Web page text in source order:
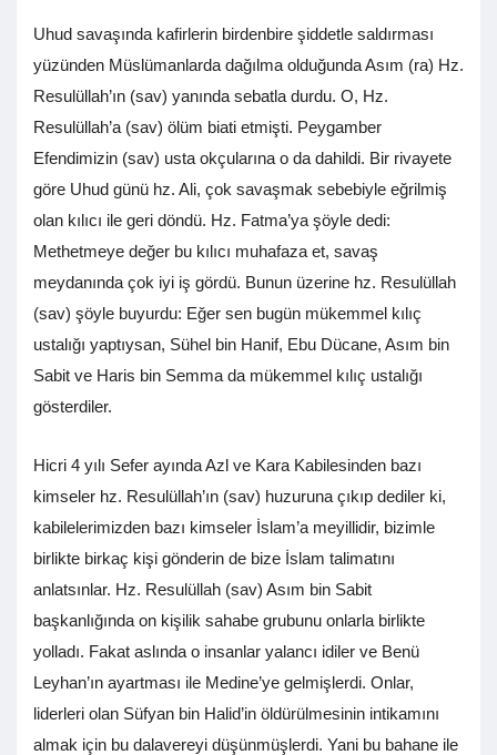
Uhud savaşında kafirlerin birdenbire şiddetle saldırması
yüzünden Müslümanlarda dağılma olduğunda Asım (ra) Hz.
Resulüllah’ın (sav) yanında sebatla durdu. O, Hz.
Resulüllah’a (sav) ölüm biati etmişti. Peygamber
Efendimizin (sav) usta okçularına o da dahildi. Bir rivayete
göre Uhud günü hz. Ali, çok savaşmak sebebiyle eğrilmiş
olan kılıcı ile geri döndü. Hz. Fatma’ya şöyle dedi:
Methetmeye değer bu kılıcı muhafaza et, savaş
meydanında çok iyi iş gördü. Bunun üzerine hz. Resulüllah
(sav) şöyle buyurdu: Eğer sen bugün mükemmel kılıç
ustalığı yaptıysan, Sühel bin Hanif, Ebu Dücane, Asım bin
Sabit ve Haris bin Semma da mükemmel kılıç ustalığı
gösterdiler.
Hicri 4 yılı Sefer ayında Azl ve Kara Kabilesinden bazı
kimseler hz. Resulüllah’ın (sav) huzuruna çıkıp dediler ki,
kabilelerimizden bazı kimseler İslam’a meyillidir, bizimle
birlikte birkaç kişi gönderin de bize İslam talimatını
anlatsınlar. Hz. Resulüllah (sav) Asım bin Sabit
başkanlığında on kişilik sahabe grubunu onlarla birlikte
yolladı. Fakat aslında o insanlar yalancı idiler ve Benü
Leyhan’ın ayartması ile Medine’ye gelmişlerdi. Onlar,
liderleri olan Süfyan bin Halid’in öldürülmesinin intikamını
almak için bu dalavereyi düşünmüşlerdi. Yani bu bahane ile